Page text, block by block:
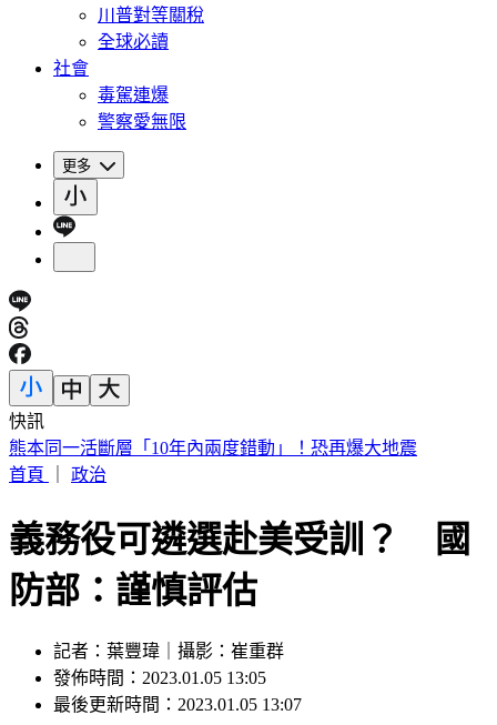
川普對等關稅
全球必讀
社會
毒駕連爆
警察愛無限
更多
快訊
韓足協爆刷公卡「性招待」10外籍裁判 獲世界盃等7預選賽
不敗
義務役可遴選赴美受訓？ 國
防部：謹慎評估
記者：葉豐瑋｜攝影：崔重群
發佈時間：2023.01.05 13:05